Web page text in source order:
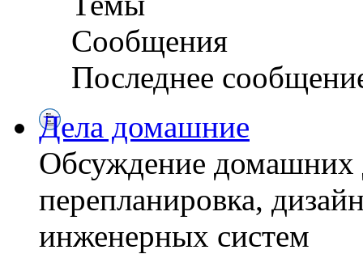
Сообщения
Последнее
Дела домашние
Обсуждение домашних
перепланировка,
инженерных систем